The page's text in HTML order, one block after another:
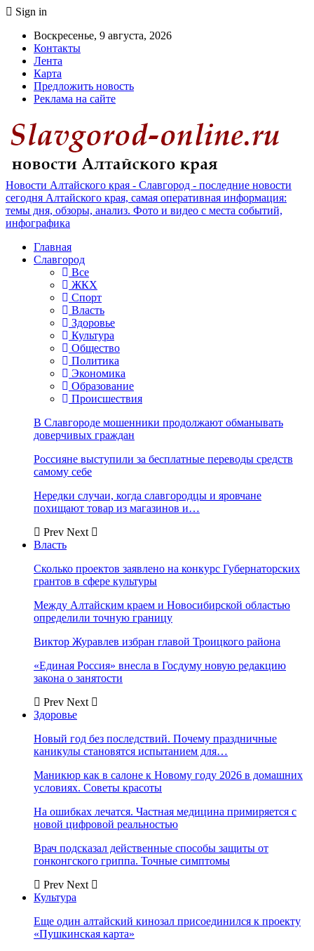
Sign in
Воскресенье, 9 августа, 2026
Контакты
Лента
Карта
Предложить новость
Реклама на сайте
Новости Алтайского края - Славгород - последние новости
сегодня Алтайского края, самая оперативная информация:
темы дня, обзоры, анализ. Фото и видео с места событий,
инфографика
Главная
Славгород
Все
ЖКХ
Спорт
Власть
Здоровье
Культура
Общество
Политика
Экономика
Образование
Происшествия
В Славгороде мошенники продолжают обманывать
доверчивых граждан
Россияне выступили за бесплатные переводы средств
самому себе
Нередки случаи, когда славгородцы и яровчане
похищают товар из магазинов и…
Prev Next
Власть
Сколько проектов заявлено на конкурс Губернаторских
грантов в сфере культуры
Между Алтайским краем и Новосибирской областью
определили точную границу
Виктор Журавлев избран главой Троицкого района
«Единая Россия» внесла в Госдуму новую редакцию
закона о занятости
Prev Next
Здоровье
Новый год без последствий. Почему праздничные
каникулы становятся испытанием для…
Маникюр как в салоне к Новому году 2026 в домашних
условиях. Советы красоты
На ошибках лечатся. Частная медицина примиряется с
новой цифровой реальностью
Врач подсказал действенные способы защиты от
гонконгского гриппа. Точные симптомы
Prev Next
Культура
Еще один алтайский кинозал присоединился к проекту
«Пушкинская карта»